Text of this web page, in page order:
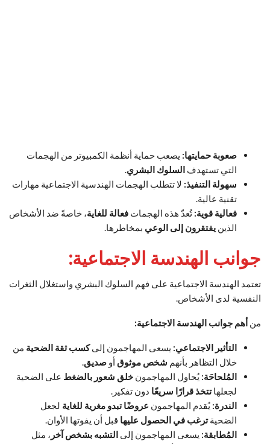
صعوبة حمايتها: يصعب حماية أنظمة الكمبيوتر من الهجمات
التي تستهدف السلوك البشري
سهولة التنفيذ: لا تتطلب الهجمات الهندسية الاجتماعية مهارات
تقنية عالية.
فعالية قوية: تُعدّ هذه الهجمات فعالة للغاية، خاصةً ضد الأشخاص
الذين يفتقرون إلى الوعي بمخاطرها.
جوانب الهندسة الاجتماعية:
تعتمد الهندسة الاجتماعية على فهم السلوك البشري واستغلال الثغرات
النفسية لدى الأشخاص.
من أهم جوانب الهندسة الاجتماعية:
التأثير الاجتماعي: يسعى المهاجمون إلىكسب ثقة الضحية من
خلال التظاهر بأنهم شخص موثوق أو صديق
المُلحاحَة: يُحاول المهاجمون خلق شعور بالضغط على الضحية
لجعلهاتتخذ قرارًا سريعًا دون تفكير.
الندرة: يُقدم المهاجمون عروضًا تبدو مغرية للغاية لجعل
الضحيةترغب في الحصول عليها قبل أن يفوتها الأوان.
المُطابقة: يسعى المهاجمون إلى التشبه بشخص آخر ، مثل